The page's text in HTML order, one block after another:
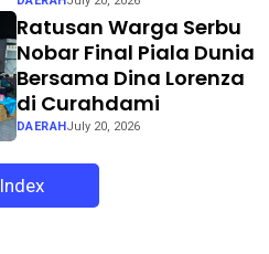
Ratusan Warga Serbu
Nobar Final Piala Dunia
Bersama Dina Lorenza
di Curahdami
DAERAH July 20, 2026
Index